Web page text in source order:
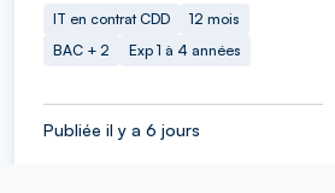
IT en contrat CDD
12 mois
BAC + 2
Exp 1 à 4 années
Publiée il y a 6 jours